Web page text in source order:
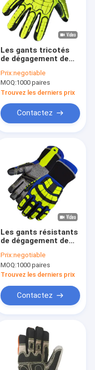
Les gants tricotés
de dégagement de
perforent la
résistance avec
l'impact de TPR
Prix:negotiable
MOQ:1000 paires
Trouvez les derniers prix
Contactez
Les gants résistants
de dégagement de
EN388 2016 ont
coupé la norme ANSI
résistante ont coupé
Prix:negotiable
MOQ:1000 paires
Trouvez les derniers prix
Contactez